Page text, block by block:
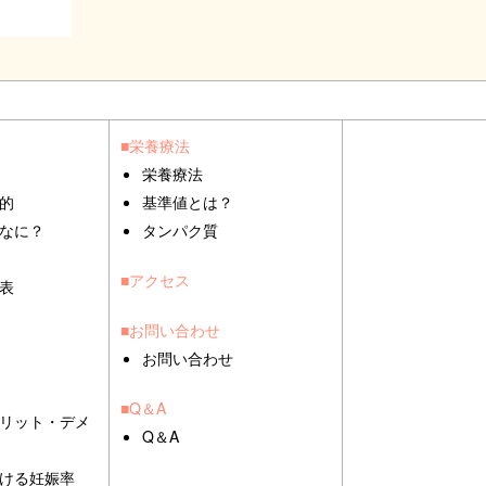
に？
ット・デメ
る妊娠率
■栄養療法
栄養療法
基準値とは？
タンパク質
■アクセス
■お問い合わせ
お問い合わせ
■Q＆A
Q＆A